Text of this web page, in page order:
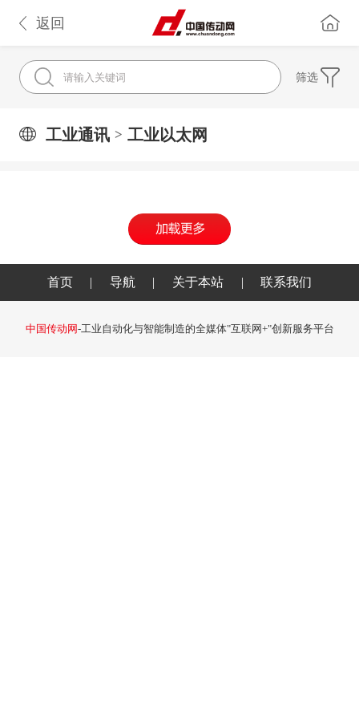
返回
筛选
工业通讯 > 工业以太网
首页 | 导航 | 关于本站 | 联系我们
中国传动网-工业自动化与智能制造的全媒体"互联网+"创新服务平台